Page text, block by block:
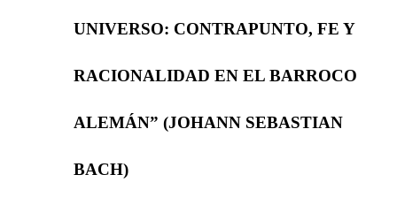
UNIVERSO: CONTRAPUNTO, FE Y
RACIONALIDAD EN EL BARROCO
ALEMÁN” (JOHANN SEBASTIAN
BACH)